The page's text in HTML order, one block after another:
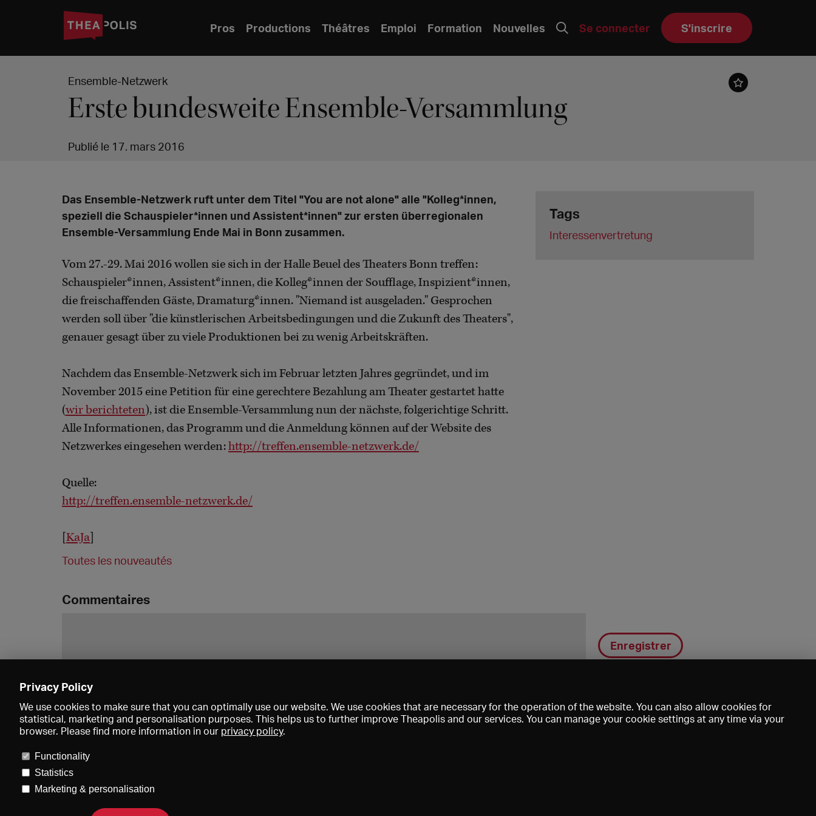
Pros Productions Théâtres Emploi Formation Nouvelles Se connecter S'inscrire
Ensemble-Netzwerk
Erste bundesweite Ensemble-Versammlung
Publié le 17. mars 2016
Das Ensemble-Netzwerk ruft unter dem Titel "You are not alone" alle "Kolleg*innen,
speziell die Schauspieler*innen und Assistent*innen" zur ersten überregionalen
Ensemble-Versammlung Ende Mai in Bonn zusammen.
Vom 27.-29. Mai 2016 wollen sie sich in der Halle Beuel des Theaters Bonn treffen:
Schauspieler*innen, Assistent*innen, die Kolleg*innen der Soufflage, Inspizient*innen,
die freischaffenden Gäste, Dramaturg*innen. "Niemand ist ausgeladen." Gesprochen
werden soll über "die künstlerischen Arbeitsbedingungen und die Zukunft des Theaters",
genauer gesagt über zu viele Produktionen bei zu wenig Arbeitskräften.
Nachdem das Ensemble-Netzwerk sich im Februar letzten Jahres gegründet, und im
November 2015 eine Petition für eine gerechtere Bezahlung am Theater gestartet hatte
(wir berichteten), ist die Ensemble-Versammlung nun der nächste, folgerichtige Schritt.
Alle Informationen, das Programm und die Anmeldung können auf der Website des
Netzwerkes eingesehen werden:http://treffen.ensemble-netzwerk.de/
Quelle:
http://treffen.ensemble-netzwerk.de/
KaJa
Toutes les nouveautés
Tags
Interessenvertretung
Commentaires
Enregistrer
Privacy Policy
We use cookies to make sure that you can optimally use our website. We use cookies that are necessary for the operation of the website. You can also allow cookies for
statistical, marketing and personalisation purposes. This helps us to further improve Theapolis and our services. You can manage your cookie settings at any time via your
browser. Please find more information in our privacy policy.
Functionality
Statistics
Marketing & personalisation